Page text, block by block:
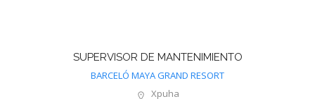
SUPERVISOR DE MANTENIMIENTO
BARCELÓ MAYA GRAND RESORT
Xpuha